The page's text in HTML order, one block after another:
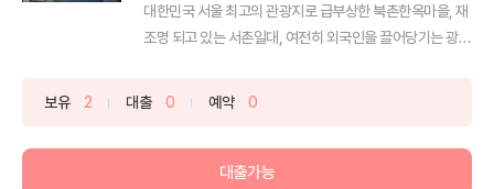
대한민국 서울 최고의 관광지로 급부상한 북촌한옥마을, 재
조명 되고 있는 서촌일대, 여전히 외국인을 끌어당기는 광화
보유 2 대출 0 예약 0
대출가능